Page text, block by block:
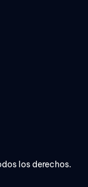
los derechos.